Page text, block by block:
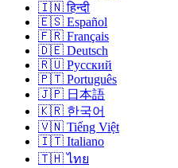
🇮🇳 हिन्दी
🇪🇸 Español
🇫🇷 Français
🇩🇪 Deutsch
🇷🇺 Русский
🇵🇹 Português
🇯🇵 日本語
🇰🇷 한국어
🇻🇳 Tiếng Việt
🇮🇹 Italiano
🇹🇭 ไทย